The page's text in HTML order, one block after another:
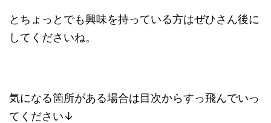
とちょっとでも興味を持っている方はぜひさん後に
してくださいね。
気になる箇所がある場合は目次からすっ飛んでいっ
てください↓